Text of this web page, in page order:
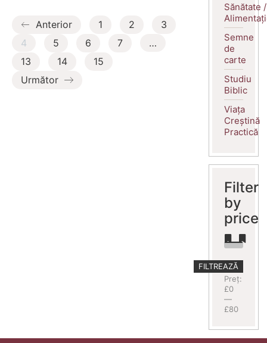
Anterior 1 2
3
4
5 6 7
…
13
14
15
Următor
Sănătate /
Semne
de
carte
Studiu
Biblic
Viața
Creștină
Practică
Filter
by
price
Preț
minim
Preț
maxim
FILTREAZĂ
Preț:
£0
—
£80